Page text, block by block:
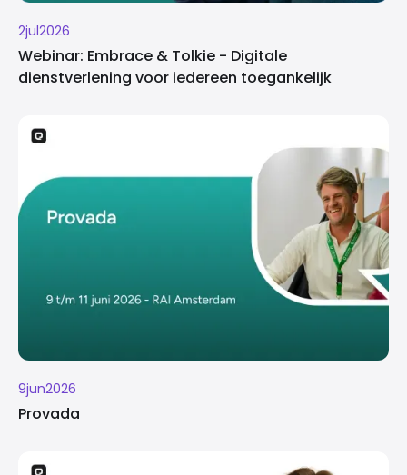
2jul2026
Webinar: Embrace & Tolkie - Digitale
dienstverlening voor iedereen toegankelijk
9jun2026
Provada